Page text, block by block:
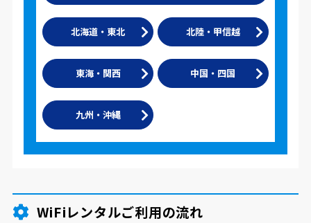
北海道・東北 北陸・甲信越
東海・関西 中国・四国
九州・沖縄
WiFiレンタルご利用の流れ